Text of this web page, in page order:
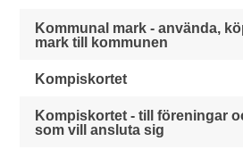
Kommunal mark - använda,
mark till kommunen
Kompiskortet
Kompiskortet - till föreningar
som vill ansluta sig